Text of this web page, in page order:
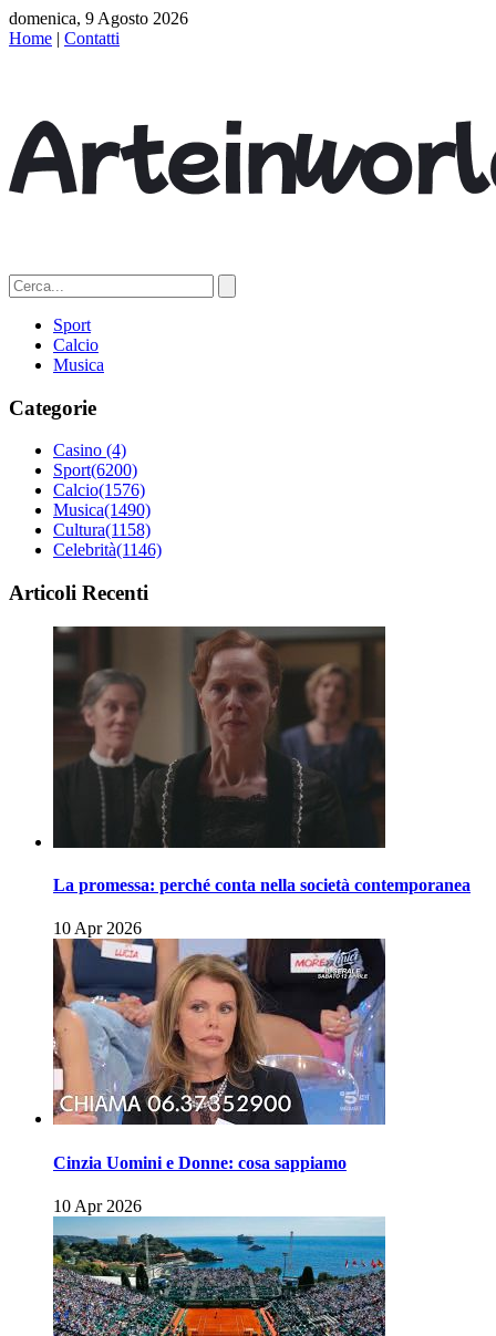
domenica, 9 Agosto 2026
Home | Contatti
Sport
Calcio
Musica
Categorie
Casino (4)
Sport(6200)
Calcio(1576)
Musica(1490)
Cultura(1158)
Celebrità(1146)
Articoli Recenti
La promessa: perché conta nella società contemporanea
10 Apr 2026
Cinzia Uomini e Donne: cosa sappiamo
10 Apr 2026